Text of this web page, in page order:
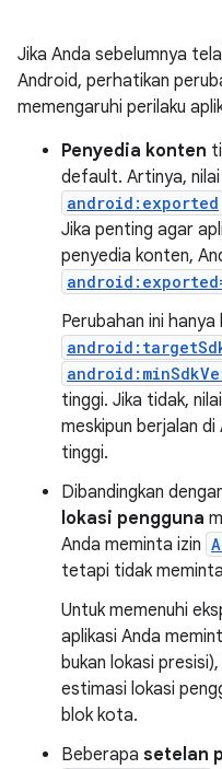
Jika Anda sebelumnya
Android, perhatikan
memengaruhi perilaku
Penyedia konten
default. Artinya,
android:exported
Jika penting agar
penyedia konten,
Perubahan ini
tinggi. Jika tidak,
meskipun berjalan
tinggi.
Dibandingkan
lokasi pengguna
Anda meminta izin
tetapi tidak
Untuk memenuhi
aplikasi Anda
bukan lokasi
estimasi lokasi
blok kota.
Beberapa setelan